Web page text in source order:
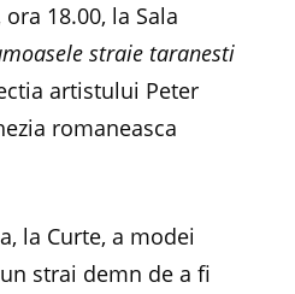
18.00, la Sala
straie taranesti
artistului Peter
romaneasca
la Curte, a modei
strai demn de a fi